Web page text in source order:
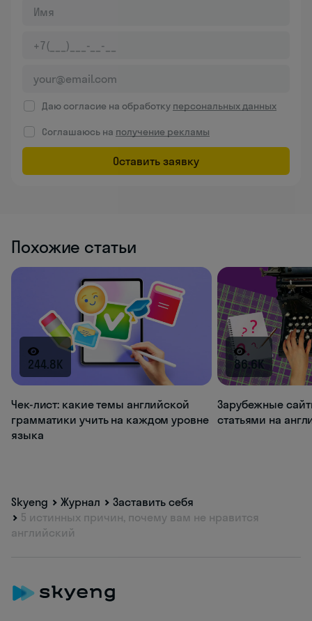
Даю согласие на обработку персональных данных
Соглашаюсь на получение рекламы
Оставить заявку
Похожие статьи
244.8K
Чек-лист: какие темы английской
грамматики учить на каждом уровне
языка
86.6K
Зарубежные
статьями на
Skyeng Журнал
Заставить себя
5 истинных причин, почему вам не нравится
английский